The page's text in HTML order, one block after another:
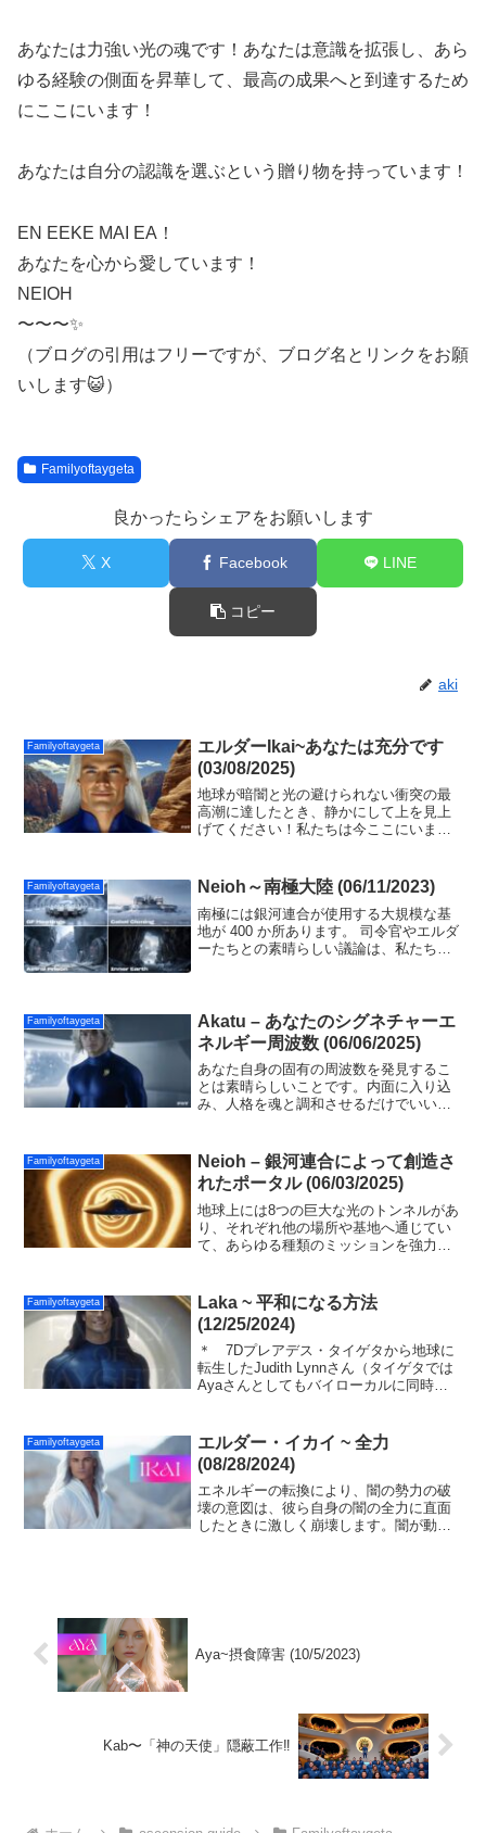
あなたは力強い光の魂です！あなたは意識を拡張し、あら
ゆる経験の側面を昇華して、最高の成果へと到達するため
にここにいます！
あなたは自分の認識を選ぶという贈り物を持っています！
EN EEKE MAI EA！
あなたを心から愛しています！
NEIOH
〜〜〜✨
（ブログの引用はフリーですが、ブログ名とリンクをお願
いします😺）
Familyoftaygeta
良かったらシェアをお願いします
X Facebook LINE
コピー
aki
Familyoftaygeta
エルダーIkai~あなたは充分です
(03/08/2025)
地球が暗闇と光の避けられない衝突の最
高潮に達したとき、静かにして上を見上
げてください！私たちは今ここにいま
られる平和は、あなたをホームに運ぶの
に十分です！
Familyoftaygeta Neioh～南極大陸 (06/11/2023)
南極には銀河連合が使用する大規模な基
地が 400 か所あります。 司令官やエルダ
ーたちとの素晴らしい議論は、私たちが
Familyoftaygeta
Akatu – あなたのシグネチャーエ
ネルギー周波数 (06/06/2025)
あなた自身の固有の周波数を発見するこ
とは素晴らしいことです。内面に入り込
み、人格を魂と調和させるだけでいいの
約束と洞察とともに変化します。
Familyoftaygeta
Neioh – 銀河連合によって創造さ
れたポータル (06/03/2025)
地球上には8つの巨大な光のトンネルがあ
り、それぞれ他の場所や基地へ通じてい
て、あらゆる種類のミッションを強力な
って欲しいと思います。「シーン」の約
束はまさに現実です。
Familyoftaygeta
Laka ~ 平和になる方法
(12/25/2024)
＊ 7Dプレアデス・タイゲタから地球に
転生したJudith Lynnさん（タイゲタでは
Ayaさんとしてもバイローカルに同時存
ュアルなメッセージと開示です。同じく
転生して...
Familyoftaygeta
エルダー・イカイ ~ 全力
(08/28/2024)
エネルギーの転換により、闇の勢力の破
壊の意図は、彼ら自身の闇の全力に直面
したときに激しく崩壊します。闇が動い
Aya~摂食障害 (10/5/2023)
Kab〜「神の天使」隠蔽工作‼️